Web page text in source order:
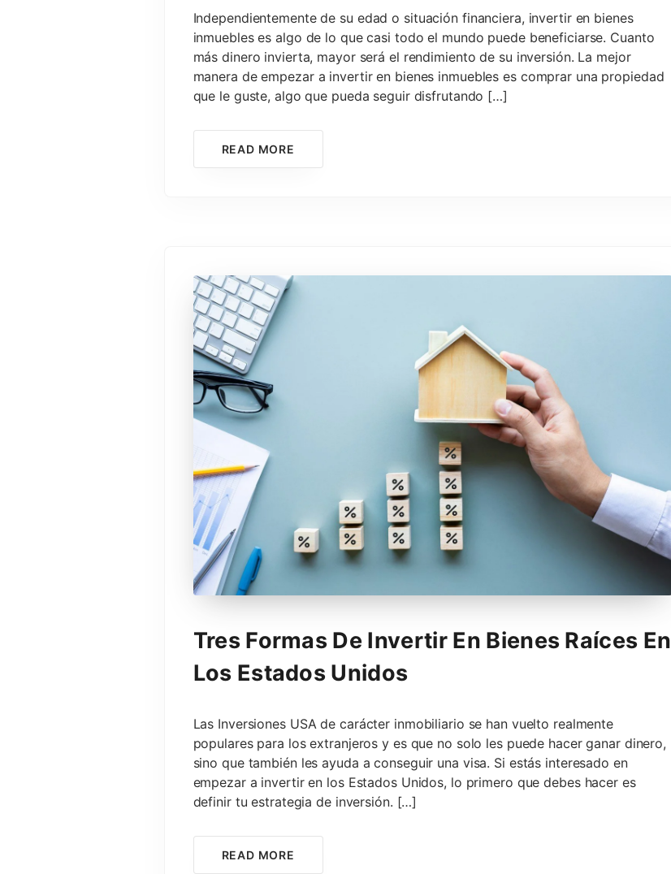
Independientemente de su edad o situación financiera, invertir en bienes
inmuebles es algo de lo que casi todo el mundo puede beneficiarse. Cuanto
más dinero invierta, mayor será el rendimiento de su inversión. La mejor
manera de empezar a invertir en bienes inmuebles es comprar una propiedad
que le guste, algo que pueda seguir disfrutando […]
READ MORE
Tres Formas De Invertir En Bienes Raíces En
Los Estados Unidos
Las Inversiones USA de carácter inmobiliario se han vuelto realmente
populares para los extranjeros y es que no solo les puede hacer ganar dinero,
sino que también les ayuda a conseguir una visa. Si estás interesado en
empezar a invertir en los Estados Unidos, lo primero que debes hacer es
definir tu estrategia de inversión. […]
READ MORE